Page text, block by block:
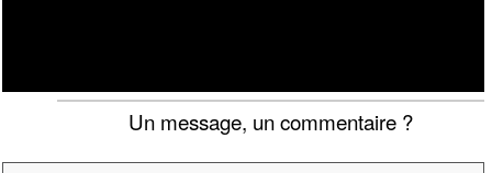
Un message, un commentaire ?